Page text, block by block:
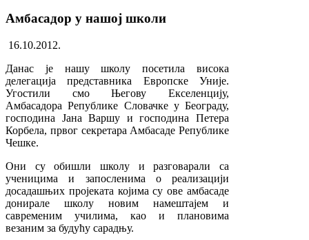
Амбасадор у нашој школи
16.10.2012.
Данас је нашу школу посетила висока
делегација представника Европске Уније.
Угостили смо Његову Екселенцију,
Амбасадора Републике Словачке у Београду,
господина Јана Варшу и господина Петера
Корбела, првог секретара Амбасаде Републике
Чешке.
Они су обишли школу и разговарали са
ученицима и запосленима о реализацији
досадашњих пројеката којима су ове амбасаде
донирале школу новим намештајем и
савременим училима, као и плановима
везаним за будућу сарадњу.